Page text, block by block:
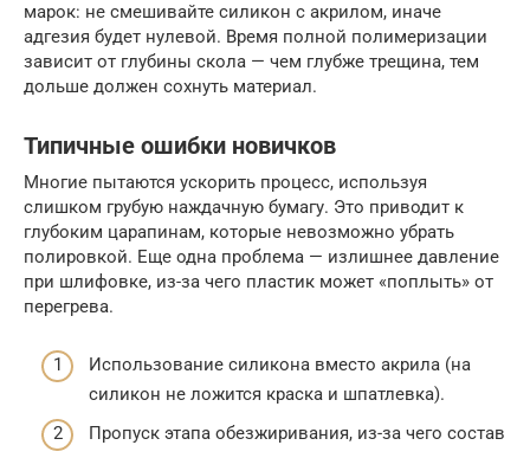
марок: не смешивайте силикон с акрилом, иначе
адгезия будет нулевой. Время полной полимеризации
зависит от глубины скола — чем глубже трещина, тем
дольше должен сохнуть материал.
Типичные ошибки новичков
Многие пытаются ускорить процесс, используя
слишком грубую наждачную бумагу. Это приводит к
глубоким царапинам, которые невозможно убрать
полировкой. Еще одна проблема — излишнее давление
при шлифовке, из-за чего пластик может «поплыть» от
перегрева.
Использование силикона вместо акрила (на
силикон не ложится краска и шпатлевка).
Пропуск этапа обезжиривания, из-за чего состав